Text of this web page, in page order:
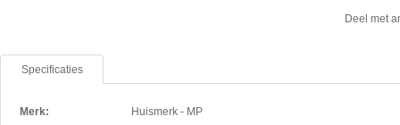
Deel met
Specificaties
Merk:
Huismerk - MP